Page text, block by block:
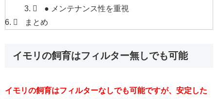
● メンテナンス性を重視
まとめ
イモリの飼育はフィルター無しでも可能
イモリの飼育はフィルターなしでも可能ですが、安定した